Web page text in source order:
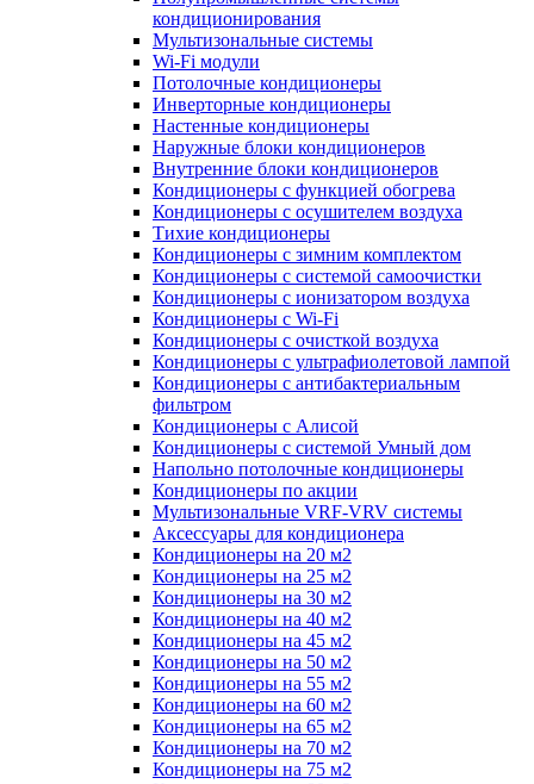
кондиционирования
Мультизональные системы
Wi-Fi модули
Потолочные кондиционеры
Инверторные кондиционеры
Настенные кондиционеры
Наружные блоки кондиционеров
Внутренние блоки кондиционеров
Кондиционеры с функцией обогрева
Кондиционеры с осушителем воздуха
Тихие кондиционеры
Кондиционеры с зимним комплектом
Кондиционеры с системой самоочистки
Кондиционеры с ионизатором воздуха
Кондиционеры с Wi-Fi
Кондиционеры с очисткой воздуха
Кондиционеры с ультрафиолетовой лампой
Кондиционеры с антибактериальным
фильтром
Кондиционеры с Алисой
Кондиционеры с системой Умный дом
Напольно потолочные кондиционеры
Кондиционеры по акции
Мультизональные VRF-VRV системы
Аксессуары для кондиционера
Кондиционеры на 20 м2
Кондиционеры на 25 м2
Кондиционеры на 30 м2
Кондиционеры на 40 м2
Кондиционеры на 45 м2
Кондиционеры на 50 м2
Кондиционеры на 55 м2
Кондиционеры на 60 м2
Кондиционеры на 65 м2
Кондиционеры на 70 м2
Кондиционеры на 75 м2